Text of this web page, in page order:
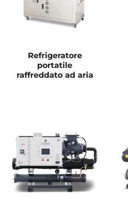
Refrigeratore
portatile
raffreddato ad aria